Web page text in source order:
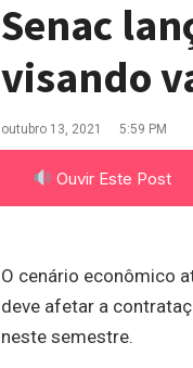
Senac
visando
outubro 13, 2021 5:59 PM
Ouvir Este Post
O cenário econômico
deve afetar a
neste semestre.